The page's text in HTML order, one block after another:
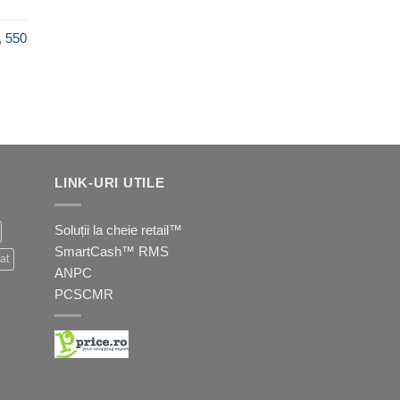
550
LINK-URI UTILE
Soluții la cheie retail™
SmartCash™ RMS
ANPC
PCSCMR